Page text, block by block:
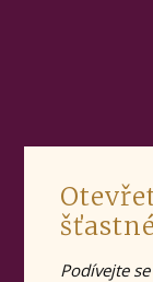
Podívejte